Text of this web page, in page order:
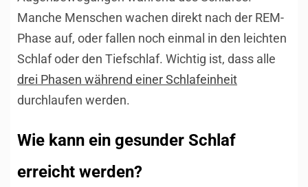
Manche Menschen wachen direkt nach der REM-
Phase auf, oder fallen noch einmal in den leichten
Schlaf oder den Tiefschlaf. Wichtig ist, dass alle
drei Phasen während einer Schlafeinheit
durchlaufen werden.
Wie kann ein gesunder Schlaf
erreicht werden?